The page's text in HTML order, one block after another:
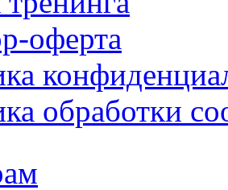
оферта
обработки